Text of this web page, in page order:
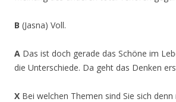
B (Jasna) Voll.
A Das ist doch gerade das Schöne im
die Unterschiede. Da geht das Denken
X Bei welchen Themen sind Sie sich denn